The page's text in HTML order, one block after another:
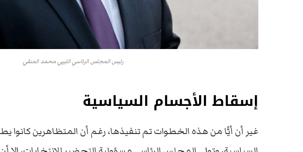
رئيس المجلس الرئاسي الليبي محمد المنفي
إسقاط الأجسام السياسية
غير أن أيًّا من هذه الخطوات تم تنفيذها، رغم أن المتظاهرين كانوا